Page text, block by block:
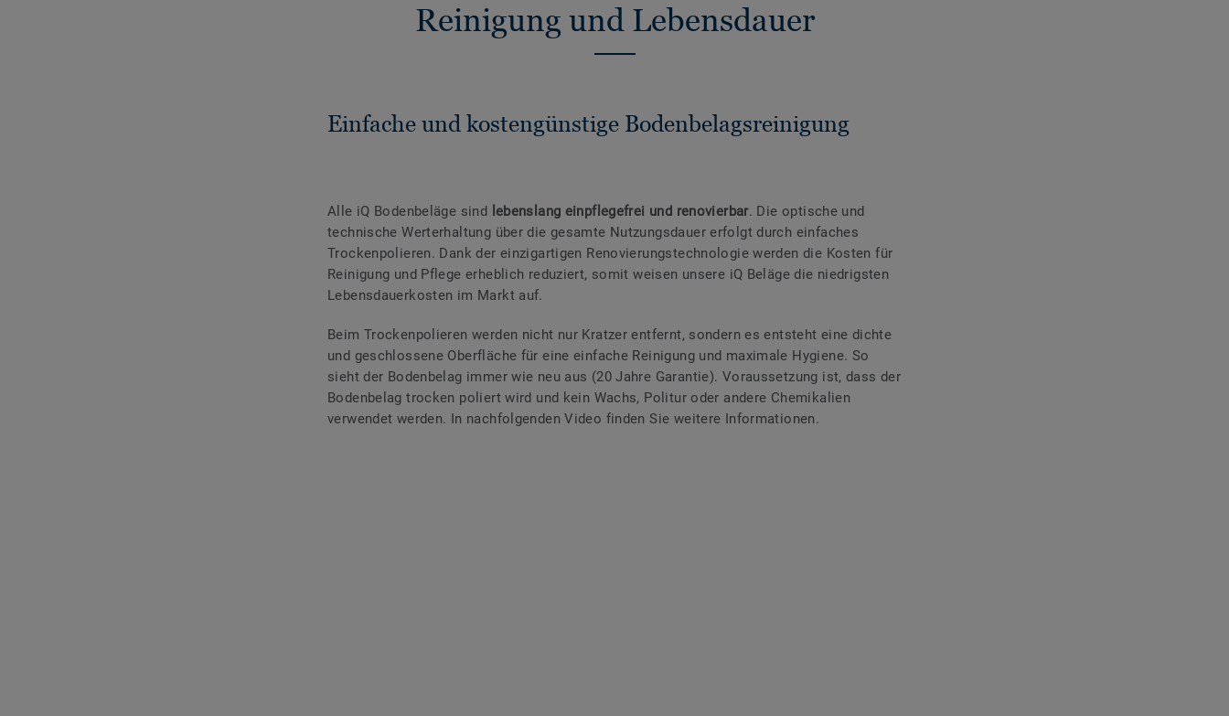
Reinigung und Lebensdauer
Einfache und kostengünstige Bodenbelagsreinigung
Alle iQ Bodenbeläge sind lebenslang einpflegefrei und renovierbar. Die optische und
technische Werterhaltung über die gesamte Nutzungsdauer erfolgt durch einfaches
Trockenpolieren. Dank der einzigartigen Renovierungstechnologie werden die Kosten für
Reinigung und Pflege erheblich reduziert, somit weisen unsere iQ Beläge die niedrigsten
Lebensdauerkosten im Markt auf.
Beim Trockenpolieren werden nicht nur Kratzer entfernt, sondern es entsteht eine dichte
und geschlossene Oberfläche für eine einfache Reinigung und maximale Hygiene. So
sieht der Bodenbelag immer wie neu aus (20 Jahre Garantie). Voraussetzung ist, dass der
Bodenbelag trocken poliert wird und kein Wachs, Politur oder andere Chemikalien
verwendet werden. In nachfolgenden Video finden Sie weitere Informationen.